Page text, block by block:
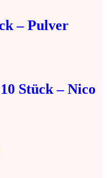
– Pulver
Stück – Nico